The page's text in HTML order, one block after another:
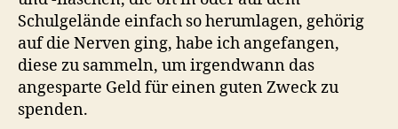
Schulgelände einfach so herumlagen, gehörig
auf die Nerven ging, habe ich angefangen,
diese zu sammeln, um irgendwann das
angesparte Geld für einen guten Zweck zu
spenden.